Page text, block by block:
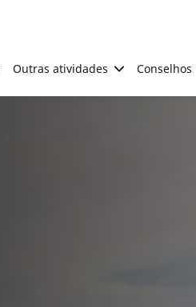
Outras atividades Conselhos